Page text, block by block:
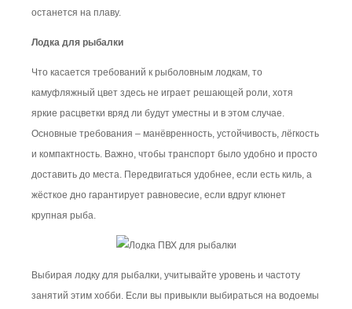
останется на плаву.
Лодка для рыбалки
Что касается требований к рыболовным лодкам, то
камуфляжный цвет здесь не играет решающей роли, хотя
яркие расцветки вряд ли будут уместны и в этом случае.
Основные требования – манёвренность, устойчивость, лёгкость
и компактность. Важно, чтобы транспорт было удобно и просто
доставить до места. Передвигаться удобнее, если есть киль, а
жёсткое дно гарантирует равновесие, если вдруг клюнет
крупная рыба.
Выбирая лодку для рыбалки, учитывайте уровень и частоту
занятий этим хобби. Если вы привыкли выбираться на водоемы